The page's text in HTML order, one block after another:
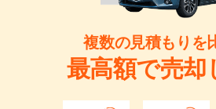
複数の見積もりを
最高額で売却